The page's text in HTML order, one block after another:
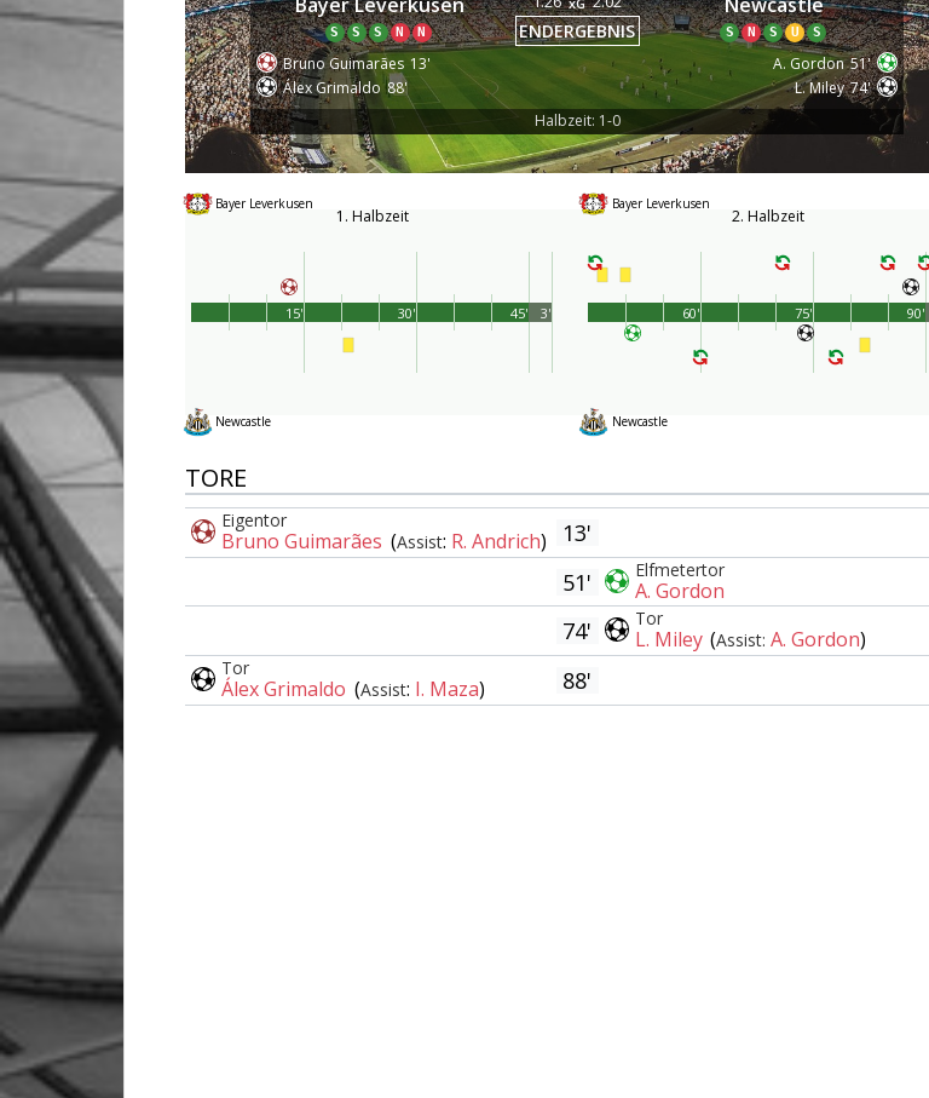
S S S N N ENDERGEBNIS S N S U S
Bruno Guimarães 13'
Álex Grimaldo 88'
A. Gordon 51'
L. Miley 74'
Halbzeit: 1-0
Bayer Leverkusen
1. Halbzeit
Newcastle
45'
15' 30' 3'
Bayer Leverkusen
2. Halbzeit
Newcastle
90'
60' 75'
TORE
Eigentor
Bruno Guimarães (Assist: R. Andrich)
13'
51'
Elfmetertor
A. Gordon
74' Tor
L. Miley (Assist: A. Gordon)
Tor
Álex Grimaldo (Assist: I. Maza) 88'